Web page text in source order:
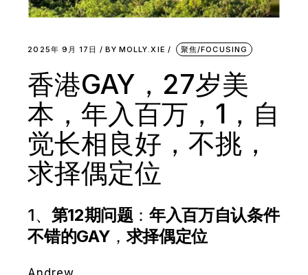
2025年 9月 17日 BY MOLLY.XIE 聚焦/FOCUSING
香港GAY，27岁美
本，年入百万，1，自
觉长相良好，不挑，
求择偶定位
1、 第12期问题：年入百万自认条件
不错的GAY ，求择偶定位